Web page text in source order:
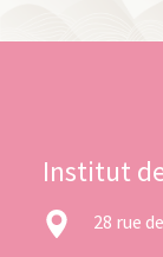
Institut
28 rue